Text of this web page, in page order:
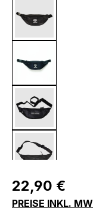
Regulärer Preis:
22,90 €
PREISE INKL.